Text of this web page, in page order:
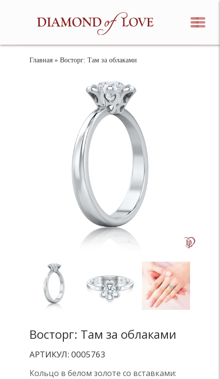
Главная » Восторг: Там за облаками
Восторг: Там за облаками
АРТИКУЛ: 0005763
Кольцо в белом золоте со вставками: